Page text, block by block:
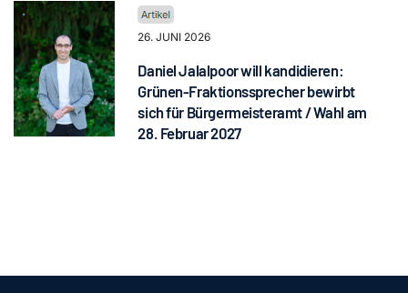
26. JUNI 2026
Daniel Jalalpoor will kandidieren:
Grünen-Fraktionssprecher bewirbt
sich für Bürgermeisteramt / Wahl am
28. Februar 2027